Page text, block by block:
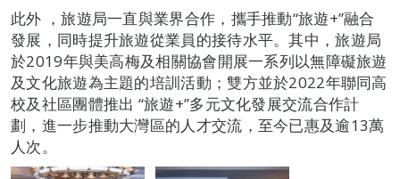
此外 ，旅遊局一直與業界合作，攜手推動“旅遊+”融合
發展，同時提升旅遊從業員的接待水平。其中，旅遊局
於2019年與美高梅及相關協會開展一系列以無障礙旅遊
及文化旅遊為主題的培訓活動；雙方並於2022年聯同高
校及社區團體推出 “旅遊+”多元文化發展交流合作計
劃，進一步推動大灣區的人才交流，至今已惠及逾13萬
人次。